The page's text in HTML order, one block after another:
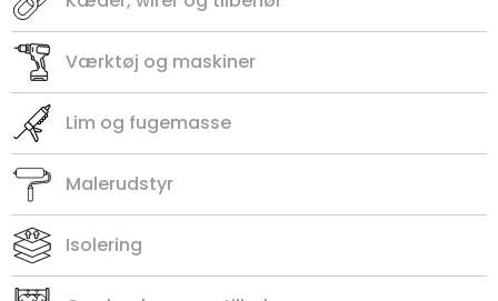
Værktøj og maskiner
Lim og fugemasse
Malerudstyr
Isolering